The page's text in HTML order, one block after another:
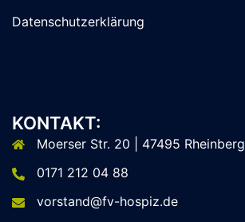
Datenschutzerklärung
KONTAKT:
Moerser Str. 20 | 47495 Rheinberg
0171 212 04 88
vorstand@fv-hospiz.de